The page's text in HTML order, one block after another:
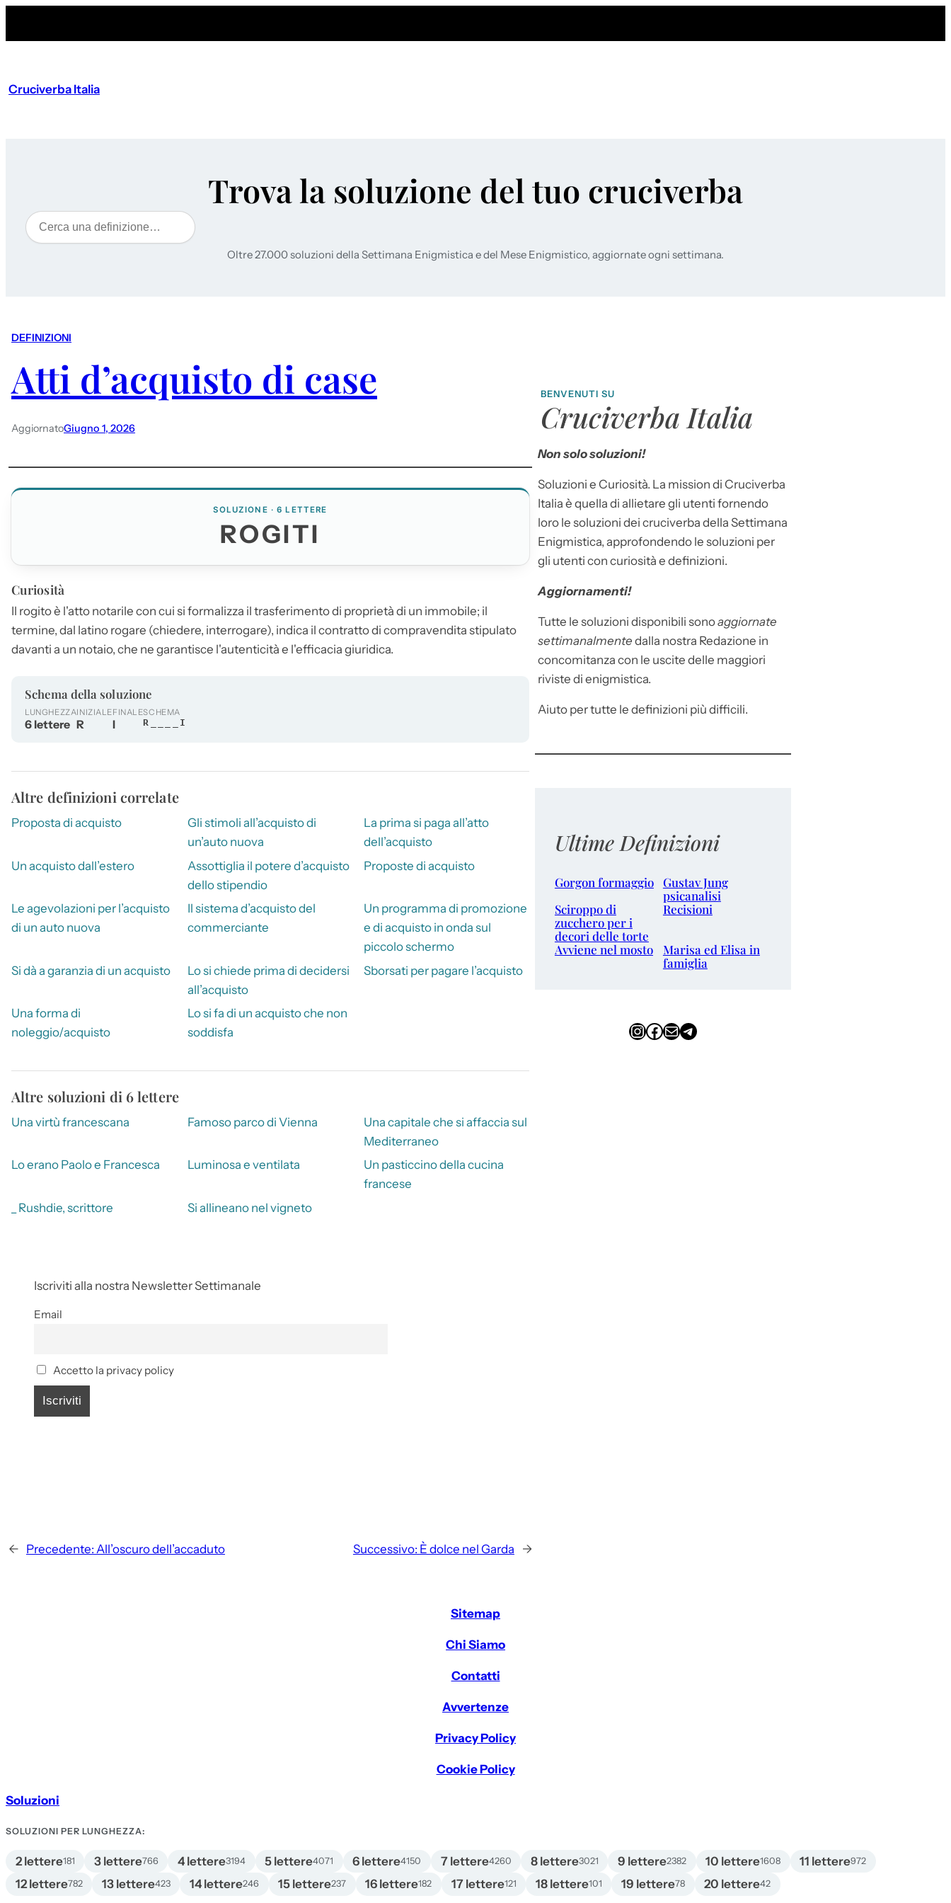
Cruciverba Italia
Trova la soluzione del tuo cruciverba
Cerca
Oltre 27.000 soluzioni della Settimana Enigmistica e del Mese Enigmistico, aggiornate ogni settimana.
DEFINIZIONI
Atti d’acquisto di case
AggiornatoGiugno 1, 2026
SOLUZIONE · 6 LETTERE
ROGITI
Curiosità
Il rogito è l'atto notarile con cui si formalizza il trasferimento di proprietà di un immobile; il
termine, dal latino rogare (chiedere, interrogare), indica il contratto di compravendita stipulato
davanti a un notaio, che ne garantisce l'autenticità e l'efficacia giuridica.
Schema della soluzione
LUNGHEZZA
6 lettere
INIZIALE
R
FINALE
I
SCHEMA
R____I
Altre definizioni correlate
Proposta di acquisto
Gli stimoli all’acquisto di
un’auto nuova
La prima si paga all’atto
dell’acquisto
Un acquisto dall’estero
Assottiglia il potere d’acquisto
dello stipendio
Proposte di acquisto
Le agevolazioni per l’acquisto
di un auto nuova
Il sistema d’acquisto del
commerciante
Un programma di promozione
e di acquisto in onda sul
piccolo schermo
Si dà a garanzia di un acquisto
Lo si chiede prima di decidersi
all’acquisto
Sborsati per pagare l’acquisto
Una forma di
noleggio/acquisto
Lo si fa di un acquisto che non
soddisfa
Altre soluzioni di 6 lettere
Una virtù francescana Famoso parco di Vienna
Una capitale che si affaccia sul
Mediterraneo
Lo erano Paolo e Francesca
Luminosa e ventilata
Un pasticcino della cucina
francese
_ Rushdie, scrittore
Si allineano nel vigneto
Iscriviti alla nostra Newsletter Settimanale
Email
Accetto la privacy policy
← Precedente: All’oscuro dell’accaduto Successivo: È dolce nel Garda →
BENVENUTI SU
Cruciverba Italia
Non solo soluzioni!
Soluzioni e Curiosità. La mission di Cruciverba
Italia è quella di allietare gli utenti fornendo
loro le soluzioni dei cruciverba della Settimana
Enigmistica, approfondendo le soluzioni per
gli utenti con curiosità e definizioni.
Aggiornamenti!
Tutte le soluzioni disponibili sonoaggiornate
settimanalmente dalla nostra Redazione in
concomitanza con le uscite delle maggiori
riviste di enigmistica.
Aiuto per tutte le definizioni più difficili.
Ultime Definizioni
Gorgon formaggio Gustav Jung
psicanalisi
Sciroppo di
zucchero per i
decori delle torte
Recisioni
Avviene nel mosto
Marisa ed Elisa in
famiglia
InstagramFacebook Email Telegram
Sitemap
Chi Siamo
Contatti
Avvertenze
Privacy Policy
Cookie Policy
Soluzioni
SOLUZIONI PER LUNGHEZZA:
2 lettere181 3 lettere766 4 lettere3194 5 lettere4071 6 lettere4150 7 lettere4260 8 lettere3021 9 lettere2382 10 lettere1608 11 lettere972
12 lettere782 13 lettere423 14 lettere246 15 lettere237 16 lettere182 17 lettere121 18 lettere101 19 lettere78 20 lettere42